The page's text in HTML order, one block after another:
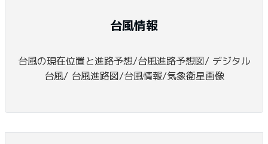
台風情報
台風の現在位置と進路予想/台風進路予想図/ デジタル
台風/ 台風進路図/台風情報/気象衛星画像